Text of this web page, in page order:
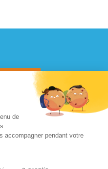
|Mentions légales| Agence
de
accompagner pendant votre